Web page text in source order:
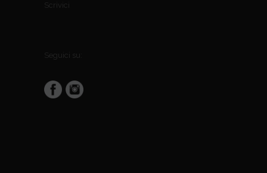
Scrivici
Seguici su: